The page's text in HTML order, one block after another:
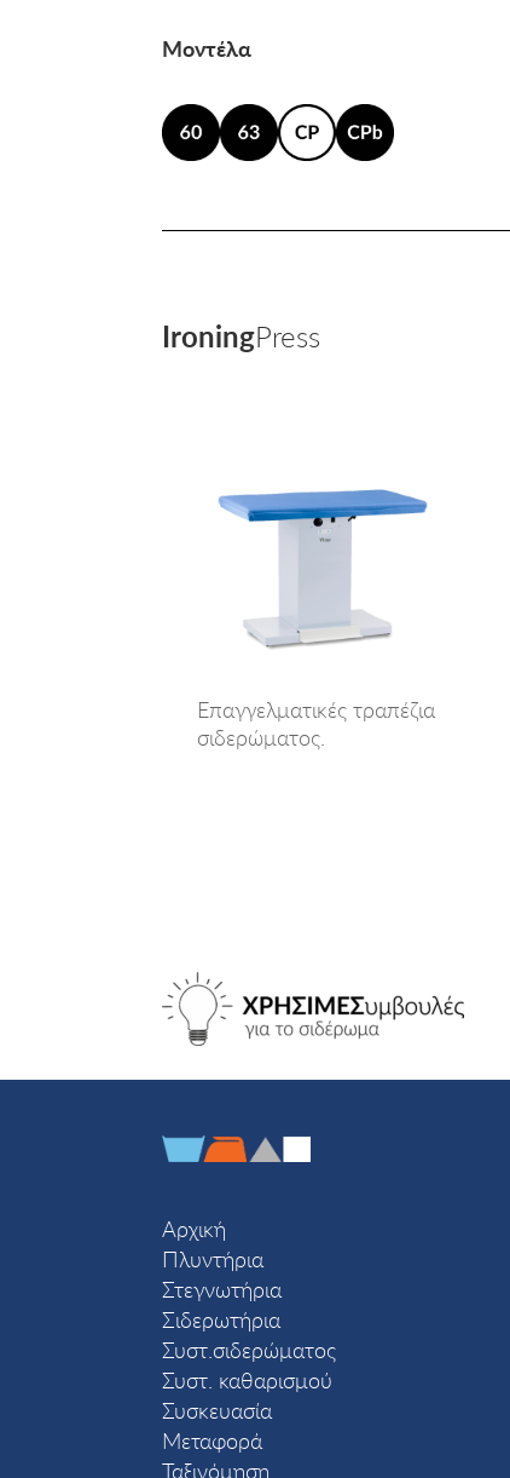
Μοντέλα
IroningPress
Επαγγελματικές τραπέζια
σιδερώματος.
Αρχική
Πλυντήρια
Στεγνωτήρια
Σιδερωτήρια
Συστ.σιδερώματος
Συστ. καθαρισμού
Συσκευασία
Μεταφορά
Ταξινόμηση